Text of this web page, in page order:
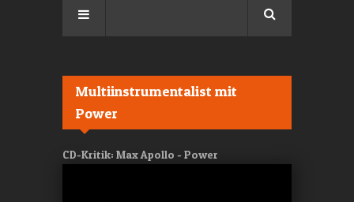
Multiinstrumentalist mit
Power
CD-Kritik: Max Apollo - Power